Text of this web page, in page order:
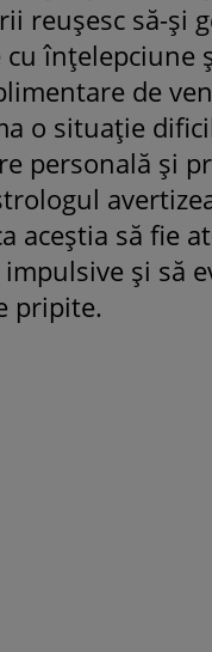
reușesc să-și
cu înțelepciune
de
o situație
personală și
aceștia să fie
și să
pripite.